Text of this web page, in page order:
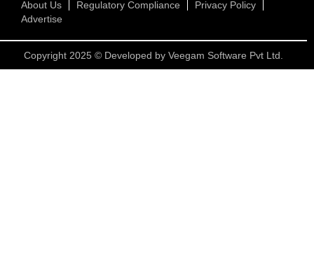
About Us Regulatory Compliance
Privacy Policy
Advertise
Copyright 2025 © Developed by Veegam Software Pvt Ltd.